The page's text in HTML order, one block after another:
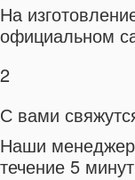
На
официальном
2
С вами
Наши
течение 5 минут